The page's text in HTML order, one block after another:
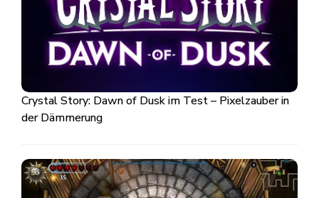
Crystal Story: Dawn of Dusk im Test – Pixelzauber in
der Dämmerung